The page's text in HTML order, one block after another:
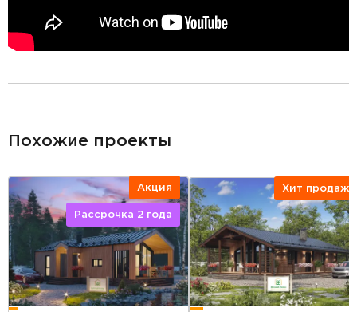
Похожие проекты
Акция
Рассрочка 2 года
Хит продаж!